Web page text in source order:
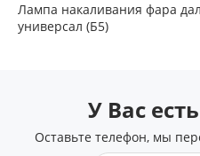
Лампа накаливания фара
универсал (Б5)
У Вас
Оставьте телефон, мы